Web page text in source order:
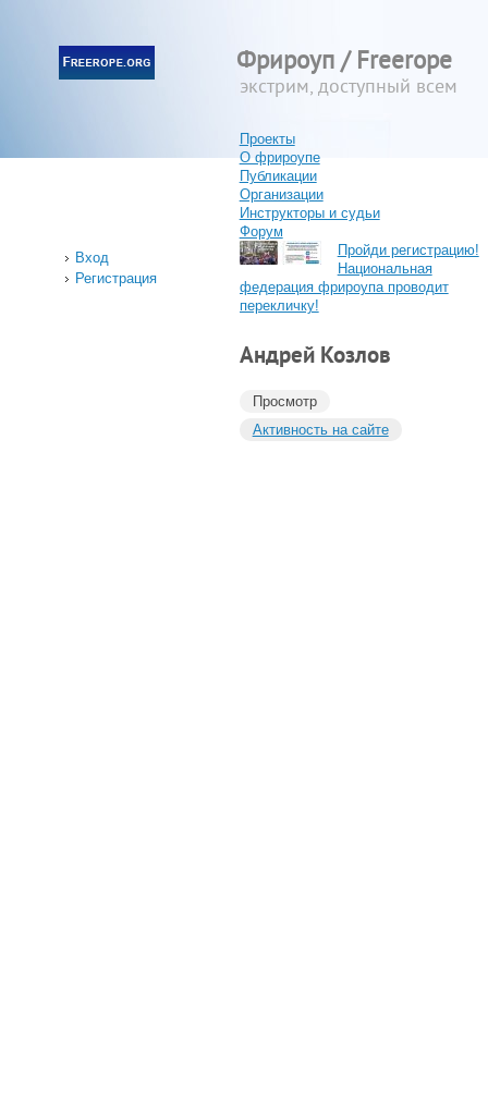
Фрироуп / Freerope
экстрим, доступный всем
Проекты
О фрироупе
Публикации
Организации
Инструкторы и судьи
Форум
Вход
Регистрация
Пройди регистрацию!
Национальная
федерация фрироупа проводит
перекличку!
Андрей Козлов
Просмотр
Активность на сайте